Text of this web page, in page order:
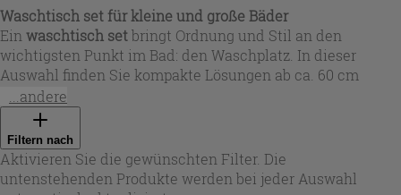
Waschtisch set für kleine und große Bäder
Ein waschtisch set bringt Ordnung und Stil an den
wichtigsten Punkt im Bad: den Waschplatz. In dieser
Auswahl finden Sie kompakte Lösungen ab ca. 60 cm
Breite für Gäste-WCs sowie großzügige Varianten bis 160
cm, teils mit Doppelwaschbecken – ideal für
Familienbäder. Viele Modelle sind wandhängend für ein
luftiges Raumgefühl, andere stehen auf Füßen und wirken
besonders präsent. So wählen Sie genau dasWaschtisch-
...andere
Filtern nach
Aktivieren Sie die gewünschten Filter. Die
untenstehenden Produkte werden bei jeder Auswahl